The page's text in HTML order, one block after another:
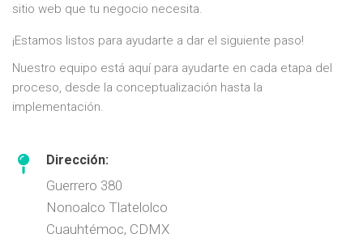
sitio web que tu negocio necesita.
¡Estamos listos para ayudarte a dar el siguiente paso!
Nuestro equipo está aquí para ayudarte en cada etapa del
proceso, desde la conceptualización hasta la
implementación.
Dirección:
Guerrero 380
Nonoalco Tlatelolco
Cuauhtémoc, CDMX